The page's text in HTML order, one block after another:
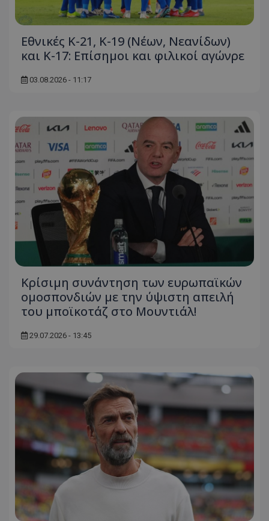
Εθνικές Κ-21, Κ-19 (Νέων, Νεανίδων)
και Κ-17: Eπίσημοι και φιλικοί αγώνρε
03.08.2026 - 11:17
Κρίσιμη συνάντηση των ευρωπαϊκών
ομοσπονδιών με την ύψιστη απειλή
του μποϊκοτάζ στο Μουντιάλ!
29.07.2026 - 13:45